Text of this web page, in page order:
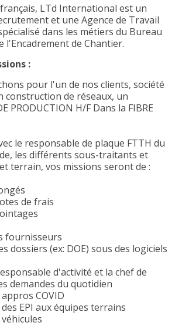
LTd International est un
et une Agence de Travail
dans les métiers du Bureau
l'Encadrement de Chantier.
:
pour l'un de nos clients, société
construction de réseaux, un
PRODUCTION H/F Dans la FIBRE
le responsable de plaque FTTH du
les différents sous-traitants et
terrain, vos missions seront de :
de frais
fournisseurs
dossiers (ex: DOE) sous des logiciels
d'activité et la chef de
demandes du quotidien
COVID
EPI aux équipes terrains